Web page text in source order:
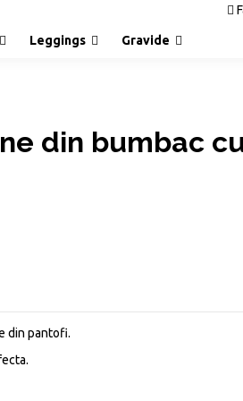
Leggings Gravide
din bumbac
din pantofi.